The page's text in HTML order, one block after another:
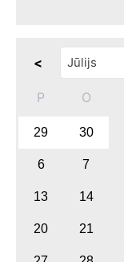
<
P O
29 30
6 7
13 14
20 21